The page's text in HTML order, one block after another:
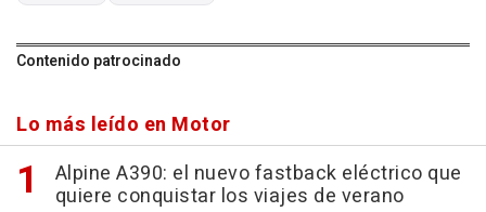
Contenido patrocinado
Lo más leído en Motor
Alpine A390: el nuevo fastback eléctrico que
quiere conquistar los viajes de verano